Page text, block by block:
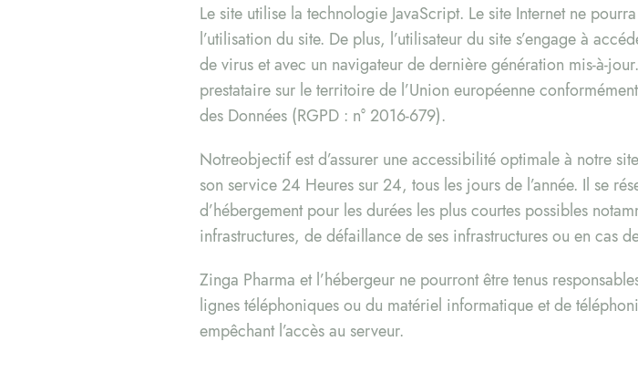
Le site utilise la technologie JavaScript. Le site Internet ne
l’utilisation du site. De plus, l’utilisateur du site s’engage à
de virus et avec un navigateur de dernière génération mis-à-
prestataire sur le territoire de l’Union européenne
des Données (RGPD : n° 2016-679).
Notreobjectif est d’assurer une accessibilité optimale à notre
son service 24 Heures sur 24, tous les jours de l’année. Il se
d’hébergement pour les durées les plus courtes possibles
infrastructures, de défaillance de ses infrastructures ou en cas
Zinga Pharma et l’hébergeur ne pourront être tenus
lignes téléphoniques ou du matériel informatique et de
empêchant l’accès au serveur.